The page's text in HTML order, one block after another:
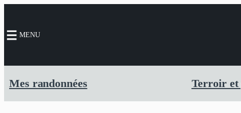
MENU
Mes randonnées Terroir et